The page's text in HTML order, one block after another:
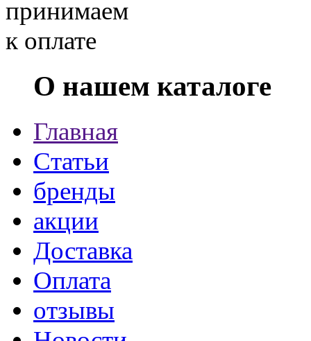
О нашем каталоге
Главная
Статьи
бренды
акции
Доставка
Оплата
отзывы